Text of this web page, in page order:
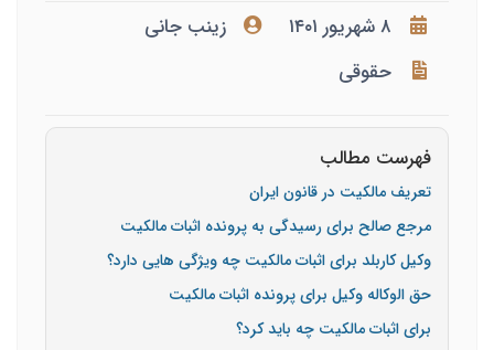
۸ شهریور ۱۴۰۱
زینب جانی
حقوقی
فهرست مطالب
تعریف مالکیت در قانون ایران
مرجع صالح برای رسیدگی به پرونده اثبات مالکیت
وکیل کاربلد برای اثبات مالکیت چه ویژگی هایی دارد؟
حق الوکاله وکیل برای پرونده اثبات مالکیت
برای اثبات مالکیت چه باید کرد؟